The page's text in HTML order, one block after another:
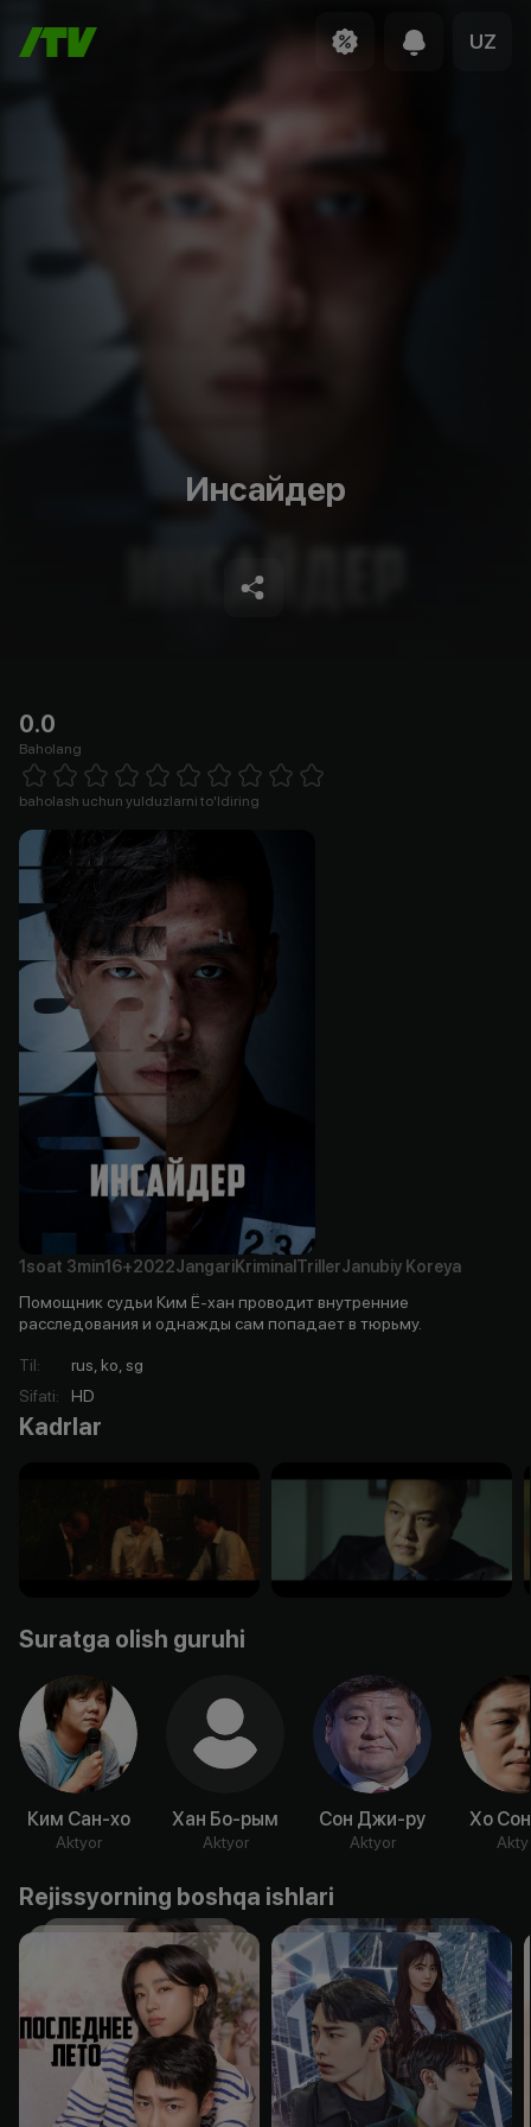
UZ
Инсайдер
0.0
Baholang
1 Star 2 Stars 3 Stars 4 Stars5 Stars 6 Stars7 Stars8 Stars
baholash uchun yulduzlarni to'ldiring
1soat 3min16+2022JangariKriminal TrillerJanubiy Koreya
Помощник судьи Ким Ё-хан проводит внутренние
расследования и однажды сам попадает в тюрьму.
Til:
rus, ko, sg
Sifati: HD
Kadrlar
Suratga olish guruhi
Ким Сан-хо
Aktyor
Хан Бо-рым
Aktyor
Сон Джи-ру
Aktyor
Хо
Rejissyorning boshqa ishlari